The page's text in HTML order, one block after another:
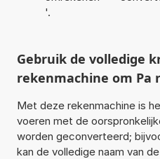
'.
Gebruik de volledige
rekenmachine om Pa
Met deze rekenmachine is
voeren met de
worden geconverteerd;
kan de volledige naam van